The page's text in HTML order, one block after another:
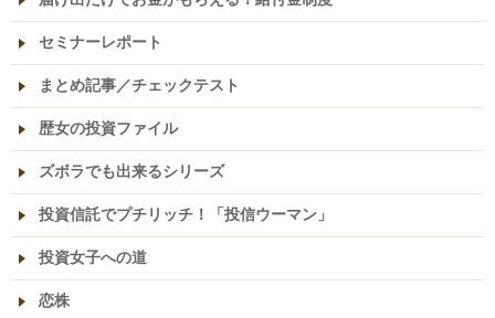
セミナーレポート
まとめ記事／チェックテスト
歴女の投資ファイル
ズボラでも出来るシリーズ
投資信託でプチリッチ！「投信ウーマン」
投資女子への道
恋株